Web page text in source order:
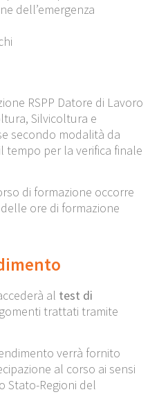
dell’emergenza
RSPP Datore di Lavoro
Silvicoltura e
secondo modalità da
tempo per la verifica finale
di formazione occorre
ore di formazione
al test di
trattati tramite
verrà fornito
al corso ai sensi
Stato-Regioni del